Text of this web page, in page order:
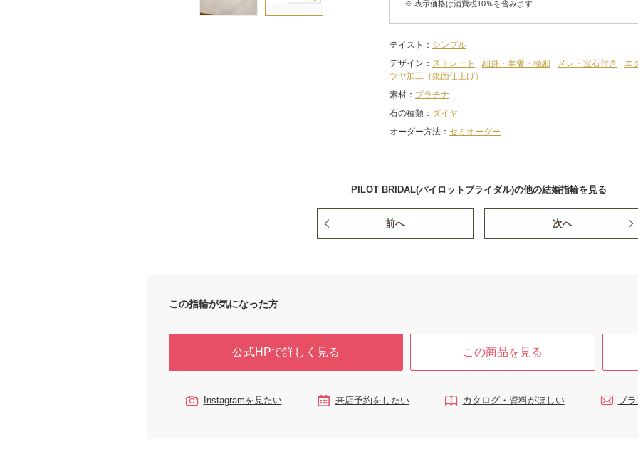
※ 表示価格は消費税10％を含みます
テイスト
シンプル
デザイン
ストレート 細身・華奢・極細 メレ・宝石付き エ
ツヤ加工（鏡面仕上げ）
素材
プラチナ
石の種類
ダイヤ
オーダー方法
セミオーダー
PILOT BRIDAL(パイロットブライダル)の他の結婚指輪を見る
前へ 次へ
この指輪が気になった方
公式HPで詳しく見る この商品を見る
Instagramを見たい 来店予約をしたい カタログ・資料がほしい ブ